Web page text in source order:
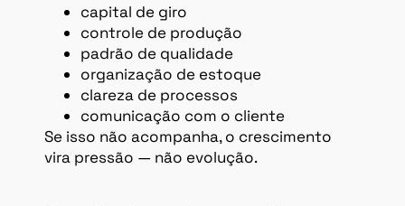
capital de giro
controle de produção
padrão de qualidade
organização de estoque
clareza de processos
comunicação com o cliente
Se isso não acompanha, o crescimento
vira pressão — não evolução.